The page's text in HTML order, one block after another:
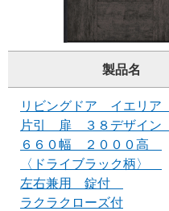
製品名
リビングドア イエリア
片引 扉 ３８デザイン
６６０幅 ２０００高
〈ドライブラック柄〉
左右兼用 錠付
ラクラクローズ付